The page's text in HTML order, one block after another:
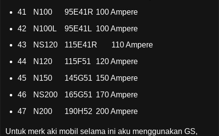
41
N100 95E41R 100 Ampere
42
N100L 95E41L 100 Ampere
43
NS120 115E41R
110 Ampere
44
N120 115F51
120 Ampere
45
N150 145G51 150 Ampere
46
NS200 165G51 170 Ampere
47
N200 190H52 200 Ampere
Untuk merk aki mobil selama ini aku menggunakan GS,